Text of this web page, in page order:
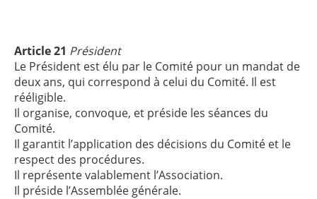
Article 21 Président
Le Président est élu par le Comité pour un mandat de
deux ans, qui correspond à celui du Comité. Il est
rééligible.
Il organise, convoque, et préside les séances du
Comité.
Il garantit l’application des décisions du Comité et le
respect des procédures.
Il représente valablement l’Association.
Il préside l’Assemblée générale.